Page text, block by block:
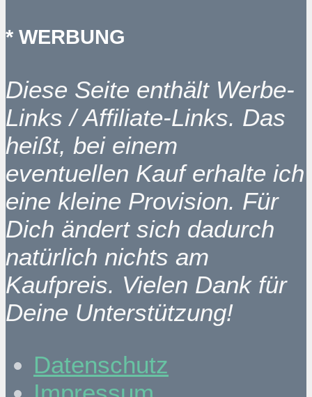
* WERBUNG
Diese Seite enthält Werbe-
Links / Affiliate-Links. Das
heißt, bei einem
eventuellen Kauf erhalte ich
eine kleine Provision. Für
Dich ändert sich dadurch
natürlich nichts am
Kaufpreis. Vielen Dank für
Deine Unterstützung!
Datenschutz